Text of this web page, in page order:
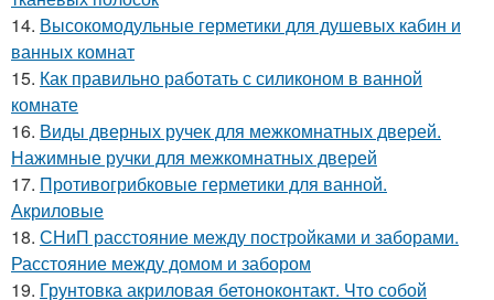
14. Высокомодульные герметики для душевых кабин и
ванных комнат
15. Как правильно работать с силиконом в ванной
комнате
16. Виды дверных ручек для межкомнатных дверей.
Нажимные ручки для межкомнатных дверей
17. Противогрибковые герметики для ванной.
Акриловые
18. СНиП расстояние между постройками и заборами.
Расстояние между домом и забором
19. Грунтовка акриловая бетоноконтакт. Что собой